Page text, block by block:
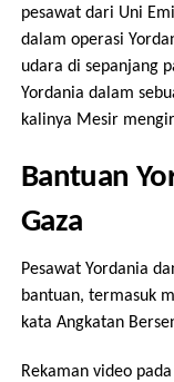
pesawat dari Uni
dalam operasi
udara di sepanjang
Yordania dalam
kalinya Mesir
Bantuan
Gaza
Pesawat Yordania
bantuan, termasuk
kata Angkatan
Rekaman video